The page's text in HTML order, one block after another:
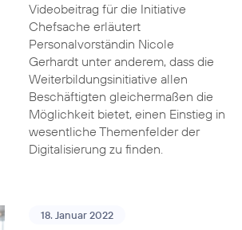
Videobeitrag für die Initiative
Chefsache erläutert
Personalvorständin Nicole
Gerhardt unter anderem, dass die
Weiterbildungsinitiative allen
Beschäftigten gleichermaßen die
Möglichkeit bietet, einen Einstieg in
wesentliche Themenfelder der
Digitalisierung zu finden.
18. Januar 2022